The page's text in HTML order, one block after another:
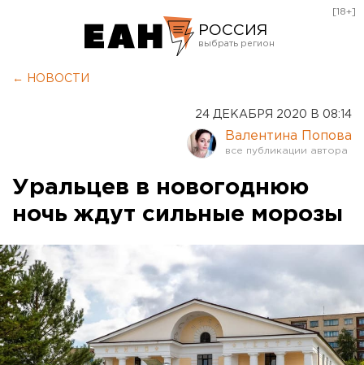
РОССИЯ
Курган
Оренбург
[18+]
← НОВОСТИ
24 ДЕКАБРЯ 2020 В 08:14
Валентина Попова
Уральцев в новогоднюю
ночь ждут сильные морозы